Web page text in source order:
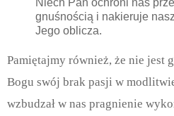
Niech Pan ochroni nas
gnuśnością i nakieruje
Jego oblicza.
Pamiętajmy również, że nie jest
Bogu swój brak pasji w
wzbudzał w nas pragnienie